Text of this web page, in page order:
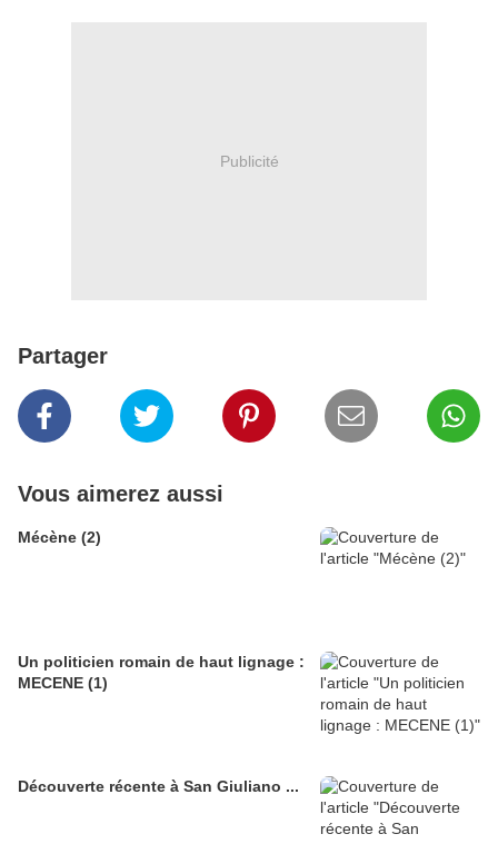
Publicité
Partager
Vous aimerez aussi
Mécène (2)
Un politicien romain de haut lignage :
MECENE (1)
Découverte récente à San Giuliano ...